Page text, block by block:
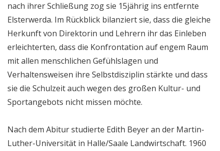
nach ihrer Schließung zog sie 15jährig ins entfernte
Elsterwerda. Im Rückblick bilanziert sie, dass die gleiche
Herkunft von Direktorin und Lehrern ihr das Einleben
erleichterten, dass die Konfrontation auf engem Raum
mit allen menschlichen Gefühlslagen und
Verhaltensweisen ihre Selbstdisziplin stärkte und dass
sie die Schulzeit auch wegen des großen Kultur- und
Sportangebots nicht missen möchte.
Nach dem Abitur studierte Edith Beyer an der Martin-
Luther-Universität in Halle/Saale Landwirtschaft. 1960